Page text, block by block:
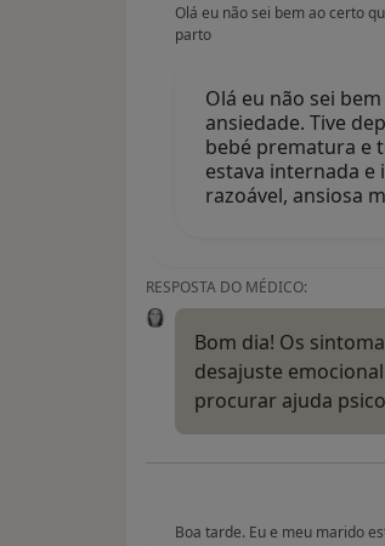
Olá eu não sei bem ao certo
parto
Olá eu não sei
ansiedade. Tive
bebé prematura e
estava internada e
razoável, ansiosa
RESPOSTA DO MÉDICO:
Bom dia! Os
desajuste
procurar ajuda
Boa tarde. Eu e meu marido